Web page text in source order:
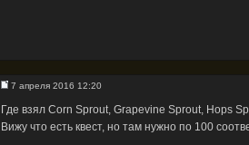
7 апреля 2016 12:20
Где взял Corn Sprout, Grapevine Sprout, Hops
Вижу что есть квест, но там нужно по 100